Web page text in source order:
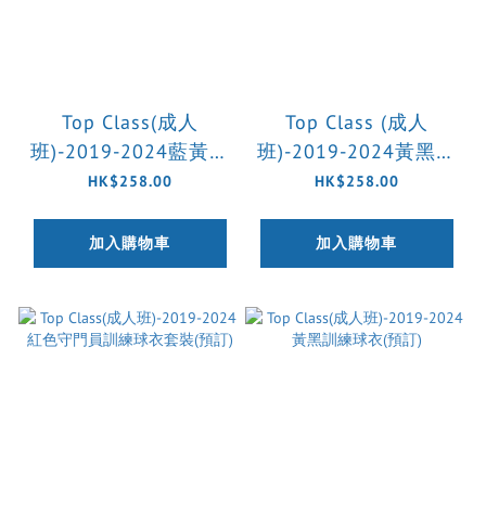
Top Class(成人
班)-2019-2024藍黃訓
練球衣套裝(預訂)
HK$258.00
加入購物車
Top Class (成人
班)-2019-2024黃黑訓
練球衣套裝(預訂)
HK$258.00
加入購物車